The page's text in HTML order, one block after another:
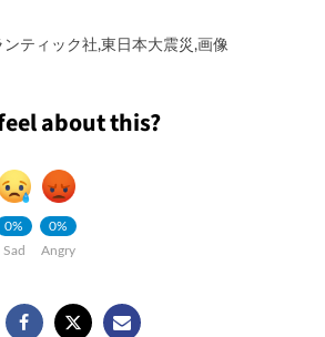
ンティック社,東日本大震災 ,画像
about this?
0%
Sad
0%
Angry